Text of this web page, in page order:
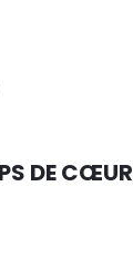
DE CŒUR